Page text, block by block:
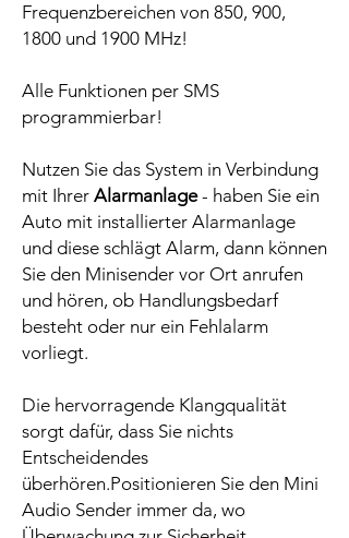
Frequenzbereichen von 850, 900,
1800 und 1900 MHz!
Alle Funktionen per SMS
programmierbar!
Nutzen Sie das System in Verbindung
mit Ihrer Alarmanlage- haben Sie ein
Auto mit installierter Alarmanlage
und diese schlägt Alarm, dann können
Sie den Minisender vor Ort anrufen
und hören, ob Handlungsbedarf
besteht oder nur ein Fehlalarm
vorliegt.
Die hervorragende Klangqualität
sorgt dafür, dass Sie nichts
Entscheidendes
überhören.Positionieren Sie den Mini
Audio Sender immer da, wo